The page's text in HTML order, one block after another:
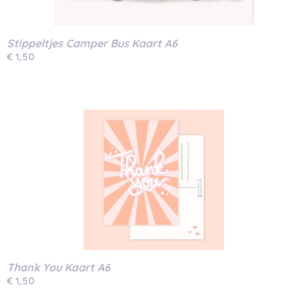
Stippeltjes Camper Bus Kaart A6
€ 1,50
Thank You Kaart A6
€ 1,50